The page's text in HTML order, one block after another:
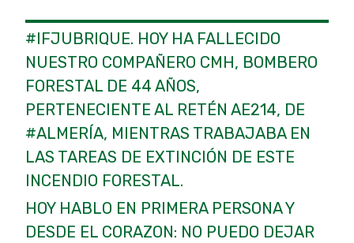
#IFJUBRIQUE. HOY HA FALLECIDO
NUESTRO COMPAÑERO CMH, BOMBERO
FORESTAL DE 44 AÑOS,
PERTENECIENTE AL RETÉN AE214, DE
#ALMERÍA, MIENTRAS TRABAJABA EN
LAS TAREAS DE EXTINCIÓN DE ESTE
INCENDIO FORESTAL.
HOY HABLO EN PRIMERA PERSONA Y
DESDE EL CORAZON: NO PUEDO DEJAR